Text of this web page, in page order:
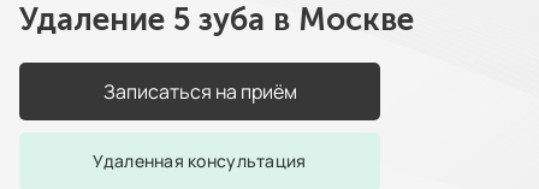
Удаление 5 зуба в Москве
Записаться на приём
Удаленная консультация